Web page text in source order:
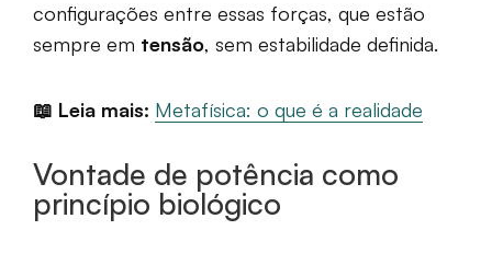
configurações entre essas forças, que estão
sempre em tensão, sem estabilidade definida.
📖 Leia mais: Metafísica: o que é a realidade
Vontade de potência como
princípio biológico